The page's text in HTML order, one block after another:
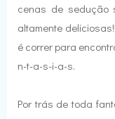
cenas de sedução
altamente
é correr para
n-t-a-s-i-a-s.
Por trás de toda